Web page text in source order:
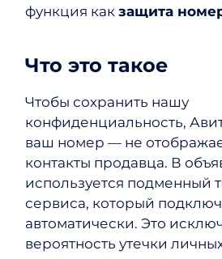
функция как защита
Что это такое
Чтобы сохранить нашу
конфиденциальность,
ваш номер — не
контакты продавца. В
используется подменный
сервиса, который
автоматически. Это
вероятность утечки